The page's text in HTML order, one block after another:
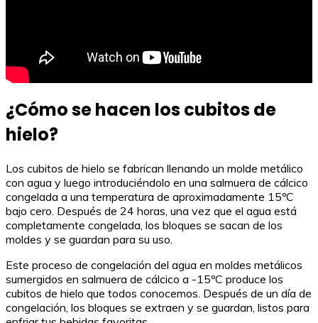
¿Cómo se hacen los cubitos de
hielo?
Los cubitos de hielo se fabrican llenando un molde metálico
con agua y luego introduciéndolo en una salmuera de cálcico
congelada a una temperatura de aproximadamente 15ºC
bajo cero. Después de 24 horas, una vez que el agua está
completamente congelada, los bloques se sacan de los
moldes y se guardan para su uso.
Este proceso de congelación del agua en moldes metálicos
sumergidos en salmuera de cálcico a -15ºC produce los
cubitos de hielo que todos conocemos. Después de un día de
congelación, los bloques se extraen y se guardan, listos para